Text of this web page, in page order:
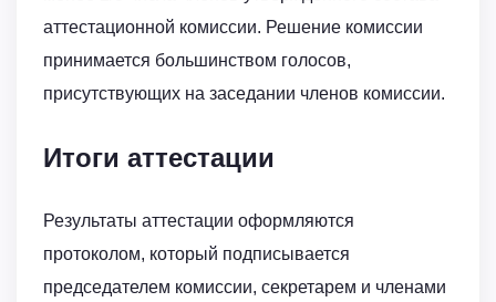
аттестационной комиссии. Решение комиссии
принимается большинством голосов,
присутствующих на заседании членов комиссии.
Итоги аттестации
Результаты аттестации оформляются
протоколом, который подписывается
председателем комиссии, секретарем и членами